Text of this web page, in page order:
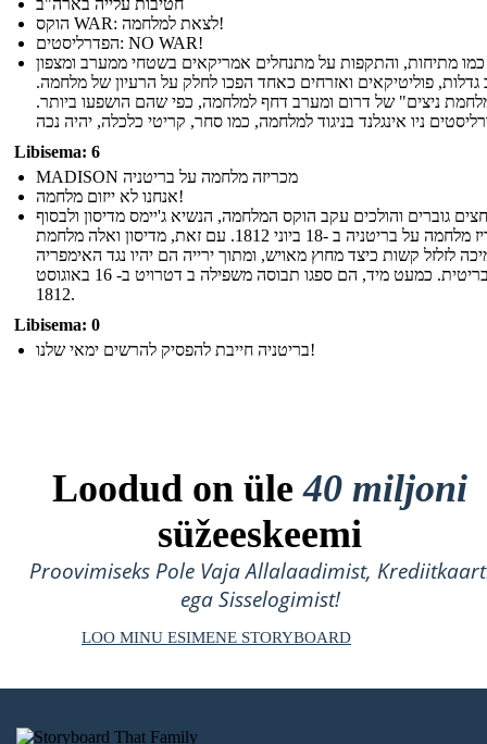
הוקס WAR: לצאת למלחמה!
הפדרליסטים: NO WAR!
כמו מתיחות, והתקפות על מתנחלים אמריקאים בשטחי ממערב ומצפון
פוליטיקאים ואזרחים כאחד הפכו לחלק על הרעיון של מלחמה.
ניצים" של דרום ומערב דחף למלחמה, כפי שהם הושפעו ביותר.
Libisema: 6
MADISON מכריזה מלחמה על בריטניה
אנחנו לא ייזום מלחמה!
גוברים והולכים עקב הוקס המלחמה, הנשיא ג'יימס מדיסון ולבסוף
הכריז מלחמה על בריטניה ב -18 ביוני 1812. עם זאת, מדיסון ואלה מלחמת
לזלזל קשות כיצד מחוץ מאויש, ומתוך ירייה הם יהיו נגד האימפריה
הבריטית. כמעט מיד, הם ספגו תבוסה משפילה ב דטרויט ב- 16 באוגוסט
1812.
Libisema: 0
בריטניה חייבת להפסיק להרשים ימאי שלנו!
Loodud on üle40 miljoni
süžeeskeemi
Proovimiseks Pole Vaja Allalaadimist,
ega Sisselogimist!
LOO MINU ESIMENE STORYBOARD